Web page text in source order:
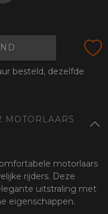
besteld, dezelfde
MOTORLAARS
motorlaars
rijders. Deze
uitstraling met
eigenschappen.